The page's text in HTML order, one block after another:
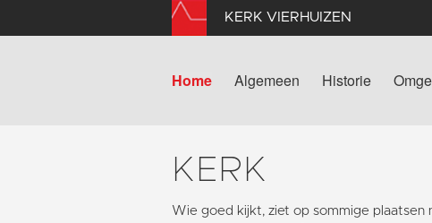
KERK VIERHUIZEN
Home Algemeen Historie
KERK
Wie goed kijkt, ziet op sommige plaatsen